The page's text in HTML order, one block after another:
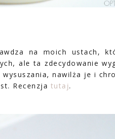
na moich ustach,
ale ta zdecydowanie
nawilża je i
Recenzja tutaj.